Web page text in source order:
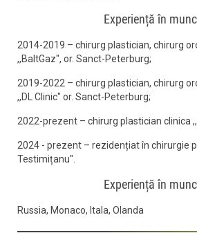
Experiență în
2014-2019 – chirurg plastician, chirurg
,,BaltGaz", or. Sanct-Peterburg;
2019-2022 – chirurg plastician, chirurg
,,DL Clinic" or. Sanct-Peterburg;
2022-prezent – chirurg plastician clinica
2024 - prezent – rezidențiat în chirurgie
Testimițanu".
Experiență în
Russia, Monaco, Itala, Olanda